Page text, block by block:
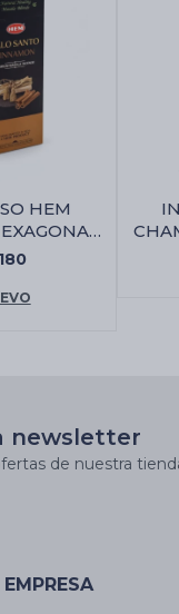
HEM
canela
180
newsletter
de nuestra
EMPRESA